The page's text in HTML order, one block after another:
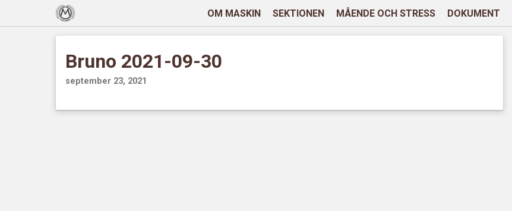
OM MASKIN SEKTIONEN MÅENDE OCH STRESS DOKUMENT
Bruno 2021-09-30
september 23, 2021